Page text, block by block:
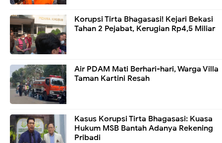
Korupsi Tirta Bhagasasi! Kejari Bekasi
Tahan 2 Pejabat, Kerugian Rp4,5 Miliar
Air PDAM Mati Berhari-hari, Warga Villa
Taman Kartini Resah
Kasus Korupsi Tirta Bhagasasi: Kuasa
Hukum MSB Bantah Adanya Rekening
Pribadi